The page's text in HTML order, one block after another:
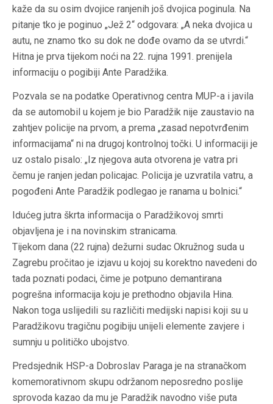
kaže da su osim dvojice ranjenih još dvojica poginula. Na
pitanje tko je poginuo „Jež 2“ odgovara: „A neka dvojica u
autu, ne znamo tko su dok ne dođe ovamo da se utvrdi.“
Hitna je prva tijekom noći na 22. rujna 1991. prenijela
informaciju o pogibiji Ante Paradžika.
Pozvala se na podatke Operativnog centra MUP-a i javila
da se automobil u kojem je bio Paradžik nije zaustavio na
zahtjev policije na prvom, a prema „zasad nepotvrđenim
informacijama“ ni na drugoj kontrolnoj točki. U informaciji je
uz ostalo pisalo: „Iz njegova auta otvorena je vatra pri
čemu je ranjen jedan policajac. Policija je uzvratila vatru, a
pogođeni Ante Paradžik podlegao je ranama u bolnici.“
Idućeg jutra škrta informacija o Paradžikovoj smrti
objavljena je i na novinskim stranicama.
Tijekom dana (22 rujna) dežurni sudac Okružnog suda u
Zagrebu pročitao je izjavu u kojoj su korektno navedeni do
tada poznati podaci, čime je potpuno demantirana
pogrešna informacija koju je prethodno objavila Hina.
Nakon toga uslijedili su različiti medijski napisi koji su u
Paradžikovu tragičnu pogibiju unijeli elemente zavjere i
sumnju u političko ubojstvo.
Predsjednik HSP-a Dobroslav Paraga je na stranačkom
komemorativnom skupu održanom neposredno poslije
sprovoda kazao da mu je Paradžik navodno više puta